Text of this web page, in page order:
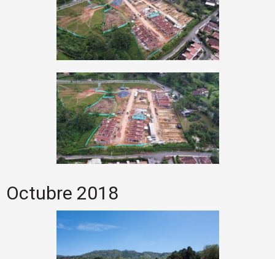
Octubre 2018